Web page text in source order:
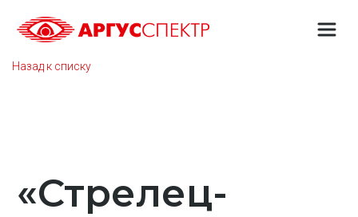
Назад к списку
«Стрелец-